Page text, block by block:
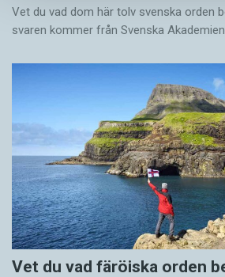
Vet du vad dom här tolv svenska orden
svaren kommer från Svenska
Vet du vad färöiska orden